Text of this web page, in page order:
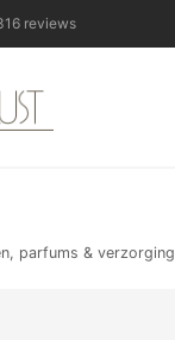
reviews
parfums & verzorging